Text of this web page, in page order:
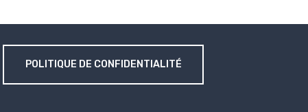
POLITIQUE DE CONFIDENTIALITÉ